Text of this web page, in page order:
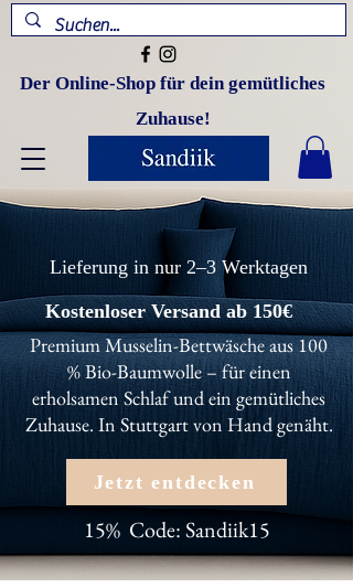
Der Online-Shop für dein gemütliches
Zuhause!
Lieferung in nur 2–3 Werktagen
Kostenloser Versand ab 150€
Premium Musselin-Bettwäsche aus 100
% Bio-Baumwolle – für einen
erholsamen Schlaf und ein gemütliches
Zuhause. In Stuttgart von Hand genäht.
Jetzt entdecken
15% Code: Sandiik15